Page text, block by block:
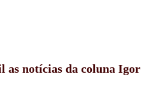
as notícias da coluna Igor